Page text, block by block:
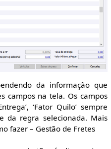
da informação que
campos na tela. Os campos
‘Fator Quilo’ sempre
da regra selecionada. Mais
fazer – Gestão de Fretes